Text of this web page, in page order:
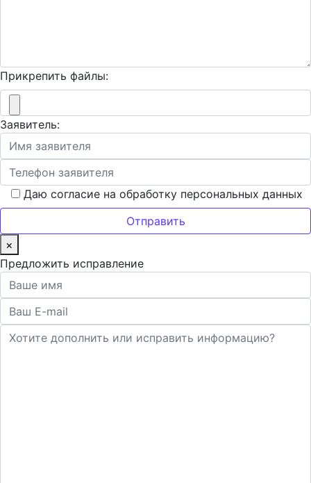
Прикрепить файлы:
Заявитель:
Даю согласие на обработку персональных данных
×
Предложить исправление